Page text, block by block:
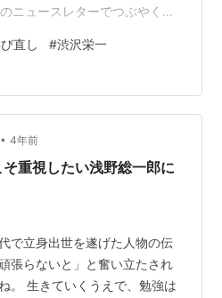
ニュースレターでつぶやく若
、社会のことを考えられるの
JAPAN
ですが、理解できます。自身
いつつも、それが正しいこと
ことでしょうか。 きっと正解
う…
直し #渋沢栄一
• 4年前
重視したい浅野総一郎に
で立身出世を遂げた人物の伝
張らないと」と奮い立たされ
。 生きていくうえで、勉強は